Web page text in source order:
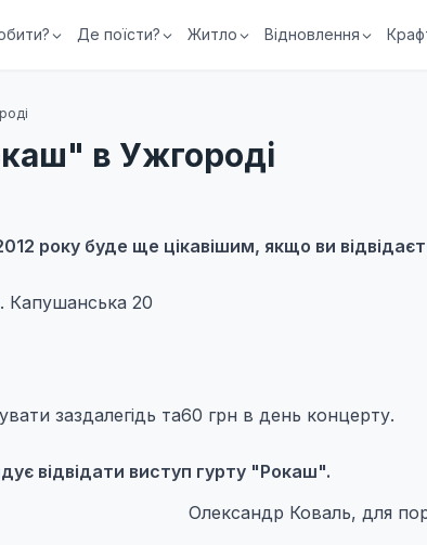
Де поїсти? Житло Відновлення
в Ужгороді
року буде ще цікавішим, якщо ви
Капушанська 20
заздалегідь та60 грн в день концерту.
відвідати виступ гурту "Рокаш".
Олександр Коваль, для